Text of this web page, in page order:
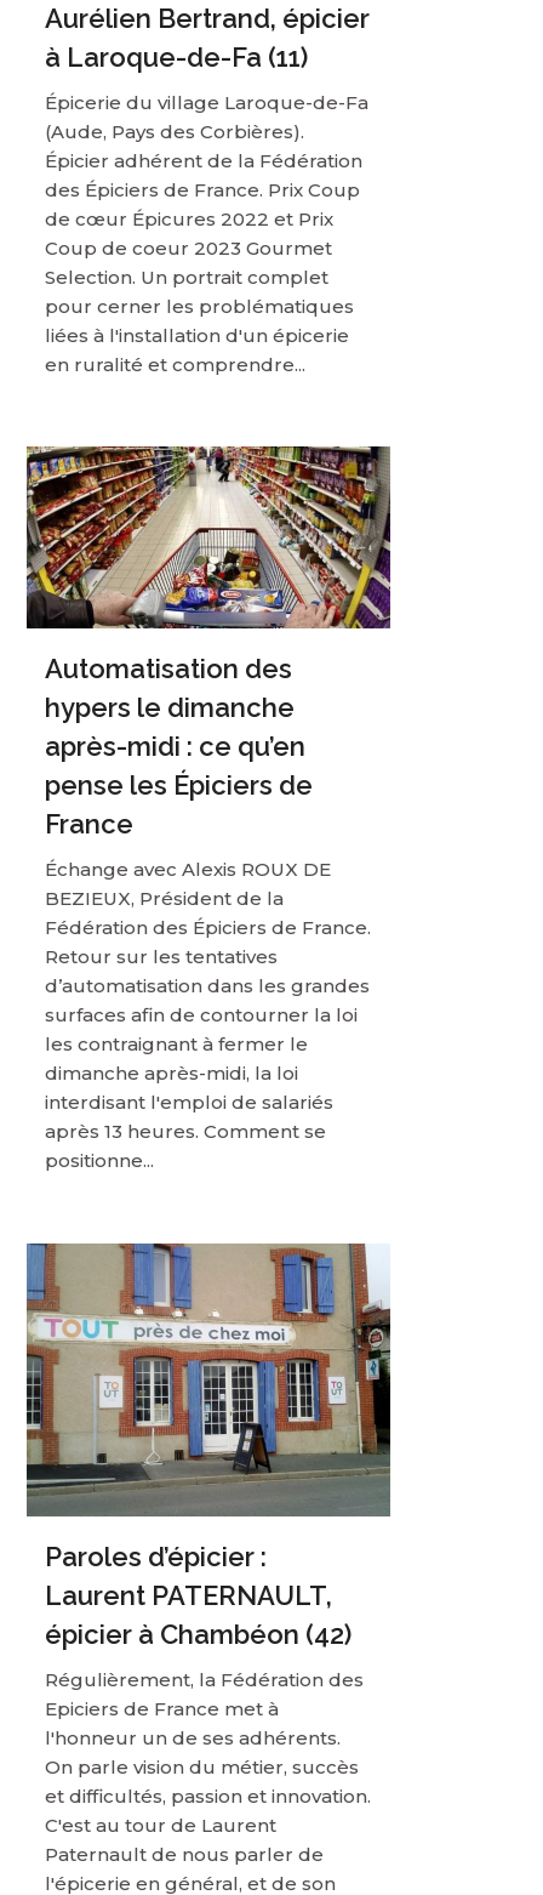
Aurélien Bertrand, épicier
à Laroque-de-Fa (11)
Épicerie du village Laroque-de-Fa
(Aude, Pays des Corbières).
Épicier adhérent de la Fédération
des Épiciers de France. Prix Coup
de cœur Épicures 2022 et Prix
Coup de coeur 2023 Gourmet
Selection. Un portrait complet
pour cerner les problématiques
liées à l'installation d'un épicerie
en ruralité et comprendre...
Automatisation des
hypers le dimanche
après-midi : ce qu’en
pense les Épiciers de
France
Échange avec Alexis ROUX DE
BEZIEUX, Président de la
Fédération des Épiciers de France.
Retour sur les tentatives
d’automatisation dans les grandes
surfaces afin de contourner la loi
les contraignant à fermer le
dimanche après-midi, la loi
interdisant l'emploi de salariés
après 13 heures. Comment se
positionne...
Paroles d’épicier :
Laurent PATERNAULT,
épicier à Chambéon (42)
Régulièrement, la Fédération des
Epiciers de France met à
l'honneur un de ses adhérents.
On parle vision du métier, succès
et difficultés, passion et innovation.
C'est au tour de Laurent
Paternault de nous parler de
l'épicerie en général, et de son